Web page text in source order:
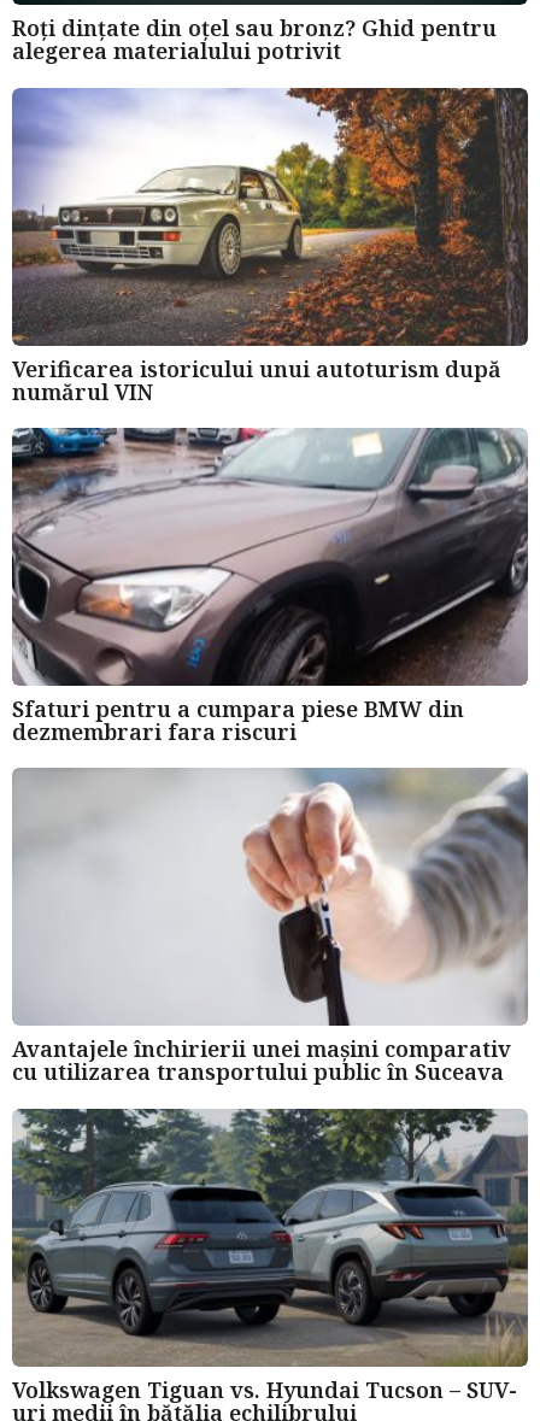
Roți dințate din oțel sau bronz? Ghid pentru
alegerea materialului potrivit
Verificarea istoricului unui autoturism după
numărul VIN
Sfaturi pentru a cumpara piese BMW din
dezmembrari fara riscuri
Avantajele închirierii unei mașini comparativ
cu utilizarea transportului public în Suceava
Volkswagen Tiguan vs. Hyundai Tucson – SUV-
uri medii în bătălia echilibrului